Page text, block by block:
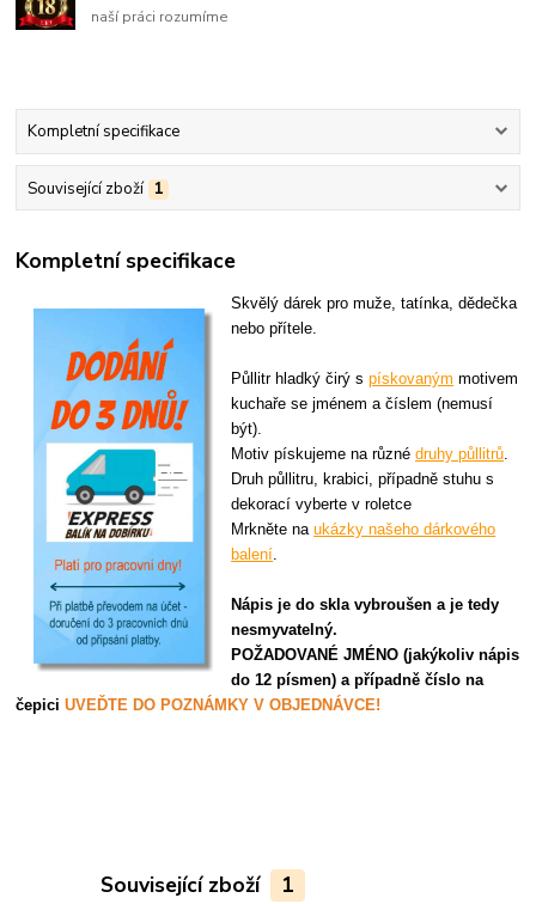
naší práci rozumíme
Kompletní specifikace
Související zboží 1
Kompletní specifikace
Skvělý dárek pro muže, tatínka, dědečka
nebo přítele.
Půllitr hladký čirý spískovaným motivem
kuchaře se jménem a číslem (nemusí
být).
Motiv pískujeme na různédruhy půllitrů.
Druh půllitru, krabici, případně stuhu s
dekorací vyberte v roletce
Mrkněte naukázky našeho dárkového
balení.
Nápis je do skla vybroušen a je tedy
nesmyvatelný.
POŽADOVANÉ JMÉNO (jakýkoliv nápis
do 12 písmen) a případně číslo na
čepiciUVEĎTE DO POZNÁMKY V OBJEDNÁVCE!
Související zboží 1